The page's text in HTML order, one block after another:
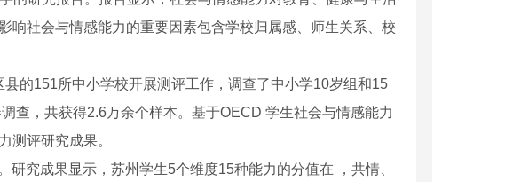
响社会与情感能力的重要因素包含学校归属感、师生关系、校
的151所中小学校开展测评工作，调查了中小学10岁组和15
查，共获得2.6万余个样本。基于OECD 学生社会与情感能力
测评研究成果。
究成果显示，苏州学生5个维度15种能力的分值在 ，共情、